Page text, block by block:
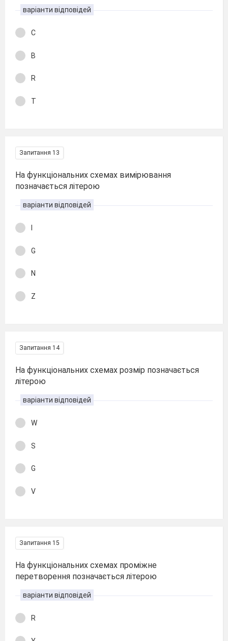
варіанти відповідей
C
B
R
T
Запитання 13
На функціональних схемах вимірювання
позначається літерою
варіанти відповідей
G
N
Z
Запитання 14
На функціональних схемах розмір позначається
літерою
варіанти відповідей
W
S
G
V
Запитання 15
На функціональних схемах проміжне
перетворення позначається літерою
варіанти відповідей
R